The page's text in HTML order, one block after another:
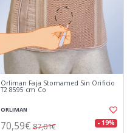
Orliman Faja Stomamed Sin Orificio
T2 8595 cm Co
ORLIMAN
70,59€ 87,01€ - 19%